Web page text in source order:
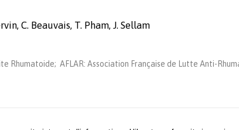
C. Beauvais, T. Pham, J. Sellam
Rhumatoide; AFLAR: Association Française de Lutte Anti-